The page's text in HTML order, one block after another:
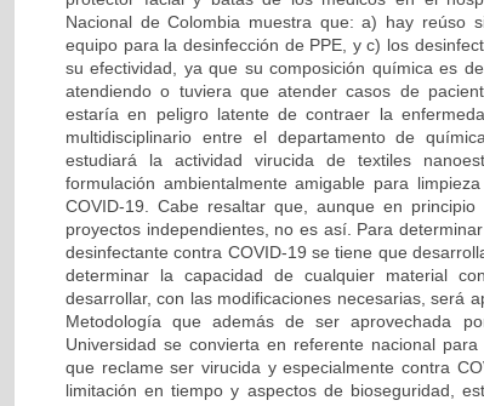
Nacional de Colombia muestra que: a) hay reúso
equipo para la desinfección de PPE, y c) los
su efectividad, ya que su composición química es
atendiendo o tuviera que atender casos de
estaría en peligro latente de contraer la
multidisciplinario entre el departamento de
estudiará la actividad virucida de textiles
formulación ambientalmente amigable para
COVID-19. Cabe resaltar que, aunque en
proyectos independientes, no es así. Para
desinfectante contra COVID-19 se tiene que
determinar la capacidad de cualquier material
desarrollar, con las modificaciones necesarias, será
Metodología que además de ser aprovechada
Universidad se convierta en referente nacional
que reclame ser virucida y especialmente contra
limitación en tiempo y aspectos de bioseguridad,